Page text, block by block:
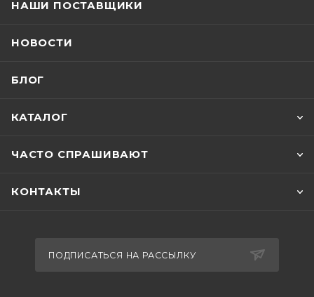
НАШИ ПОСТАВЩИКИ
НОВОСТИ
БЛОГ
КАТАЛОГ
ЧАСТО СПРАШИВАЮТ
КОНТАКТЫ
ПОДПИСАТЬСЯ НА РАССЫЛКУ